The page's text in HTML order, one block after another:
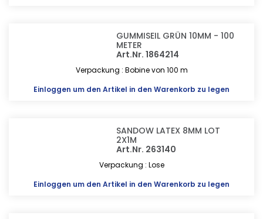
GUMMISEIL GRÜN 10MM - 100
METER
Art.Nr. 1864214
Verpackung : Bobine von 100 m
Einloggen um den Artikel in den Warenkorb zu legen
SANDOW LATEX 8MM LOT
2X1M
Art.Nr. 263140
Verpackung : Lose
Einloggen um den Artikel in den Warenkorb zu legen